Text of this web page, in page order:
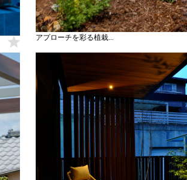
アプローチを彩る植栽...